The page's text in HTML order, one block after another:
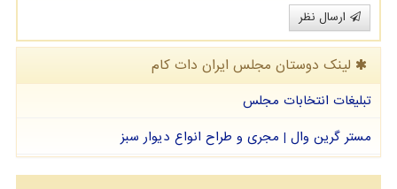
ارسال نظر
لینک دوستان مجلس ایران دات كام
تبلیغات انتخابات مجلس
مستر گرین وال | مجری و طراح انواع دیوار سبز